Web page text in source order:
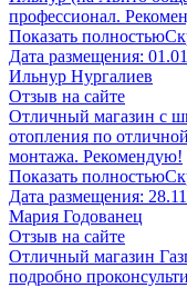
профессионал.
Показать полностью
Дата размещения:
Ильнур Нургалиев
Отзыв на сайте
Отличный магазин с
отопления по
монтажа. Рекомендую!
Показать полностью
Дата размещения:
Мария Годованец
Отзыв на сайте
Отличный магазин
подробно